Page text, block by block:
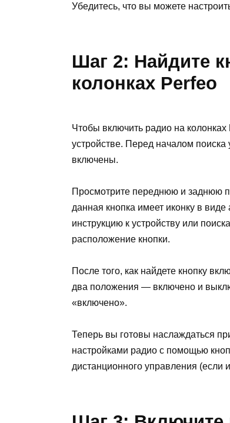
Убедитесь, что вы можете
Шаг 2: Найдите
колонках Perfeo
Чтобы включить радио на
устройстве. Перед началом поиска
включены.
Просмотрите переднюю и заднюю
данная кнопка имеет иконку в
инструкцию к устройству или
расположение кнопки.
После того, как найдете кнопку
два положения — включено и
«включено».
Теперь вы готовы наслаждаться
настройками радио с помощью
дистанционного управления (если